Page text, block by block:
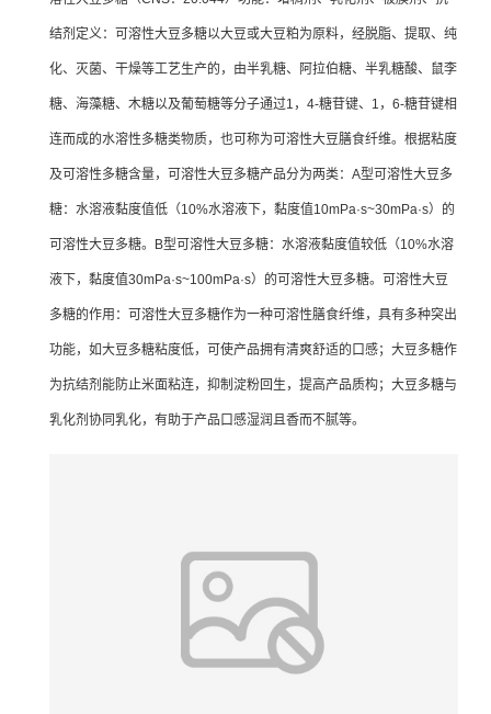
结剂定义：可溶性大豆多糖以大豆或大豆粕为原料，经脱脂、提取、纯
化、灭菌、干燥等工艺生产的，由半乳糖、阿拉伯糖、半乳糖酸、鼠李
糖、海藻糖、木糖以及葡萄糖等分子通过1，4-糖苷键、1，6-糖苷键相
连而成的水溶性多糖类物质，也可称为可溶性大豆膳食纤维。根据粘度
及可溶性多糖含量，可溶性大豆多糖产品分为两类：A型可溶性大豆多
糖：水溶液黏度值低（10%水溶液下，黏度值10mPa·s~30mPa·s）的
可溶性大豆多糖。B型可溶性大豆多糖：水溶液黏度值较低（10%水溶
液下，黏度值30mPa·s~100mPa·s）的可溶性大豆多糖。可溶性大豆
多糖的作用：可溶性大豆多糖作为一种可溶性膳食纤维，具有多种突出
功能，如大豆多糖粘度低，可使产品拥有清爽舒适的口感；大豆多糖作
为抗结剂能防止米面粘连，抑制淀粉回生，提高产品质构；大豆多糖与
乳化剂协同乳化，有助于产品口感湿润且香而不腻等。